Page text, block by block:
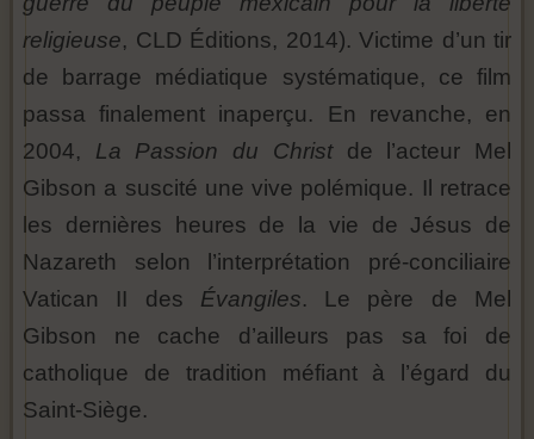
religieuse, CLD Éditions, 2014). Victime d’un tir
de barrage médiatique systématique, ce film
passa finalement inaperçu. En revanche, en
2004, La Passion du Christde l’acteur Mel
Gibson a suscité une vive polémique. Il retrace
les dernières heures de la vie de Jésus de
Nazareth selon l’interprétation pré-conciliaire
Vatican II des Évangiles. Le père de Mel
Gibson ne cache d’ailleurs pas sa foi de
catholique de tradition méfiant à l’égard du
Saint-Siège.